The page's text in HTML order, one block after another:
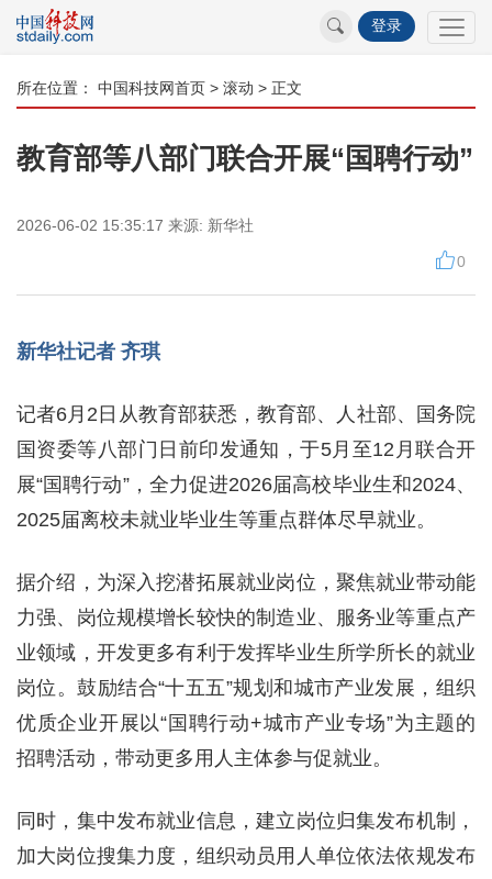
登录
所在位置： 中国科技网首页 > 滚动 > 正文
教育部等八部门联合开展“国聘行动”
2026-06-02 15:35:17 来源: 新华社
0
新华社记者 齐琪
记者6月2日从教育部获悉，教育部、人社部、国务院
国资委等八部门日前印发通知，于5月至12月联合开
展“国聘行动”，全力促进2026届高校毕业生和2024、
2025届离校未就业毕业生等重点群体尽早就业。
据介绍，为深入挖潜拓展就业岗位，聚焦就业带动能
力强、岗位规模增长较快的制造业、服务业等重点产
业领域，开发更多有利于发挥毕业生所学所长的就业
岗位。鼓励结合“十五五”规划和城市产业发展，组织
优质企业开展以“国聘行动+城市产业专场”为主题的
招聘活动，带动更多用人主体参与促就业。
同时，集中发布就业信息，建立岗位归集发布机制，
加大岗位搜集力度，组织动员用人单位依法依规发布